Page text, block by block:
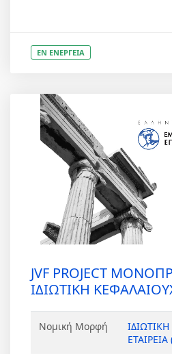
ΕΝ ΕΝΕΡΓΕΙΑ
JVF PROJECT
ΙΔΙΩΤΙΚΗ
Νομική Μορφή
ΕΤΑΙΡΕΙΑ